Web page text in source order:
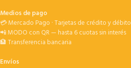
Medios de pago
💳 Mercado Pago · Tarjetas de crédito y débito
📲 MODO con QR — hasta 6 cuotas sin interés
🏦 Transferencia bancaria
Envíos